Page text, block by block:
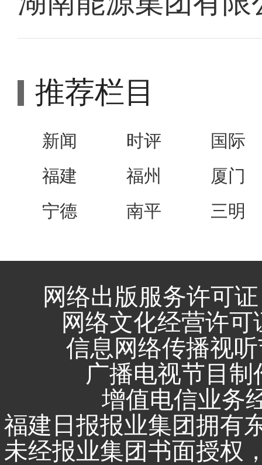
推荐栏目
新闻 时评
国际
福建
福州
厦门
宁德
南平 三明
网络出版服务许可
网络文化经营许可
信息网络传播视
广播电视节目
增值电信业务
福建日报报业集团拥有
未经报业集团书面授权